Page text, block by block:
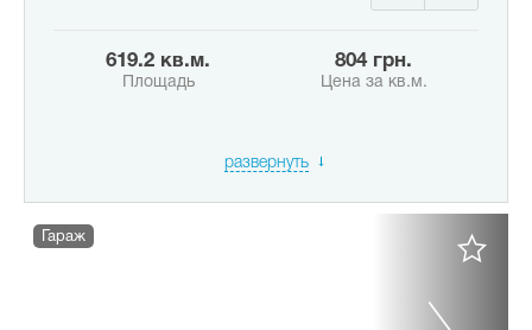
619.2 кв.м.
Площадь
804 грн.
Цена за кв.м.
развернуть
Гараж